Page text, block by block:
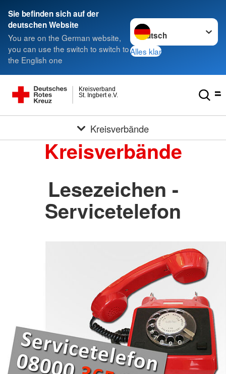
Sie befinden sich auf der
deutschen Website
You are on the German website,
you can use the switch to switch to
the English one
Sprache wechseln zu
Alles klar
St. Ingbert e.V.
Kreisverband
Kreisverbände
Kreisverbände
Lesezeichen -
Servicetelefon